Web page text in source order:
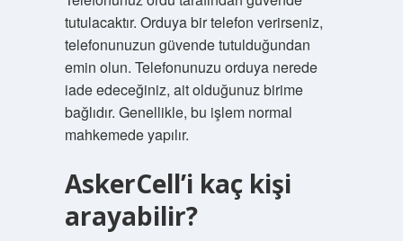
tutulacaktır. Orduya bir telefon verirseniz,
telefonunuzun güvende tutulduğundan
emin olun. Telefonunuzu orduya nerede
iade edeceğiniz, ait olduğunuz birime
bağlıdır. Genellikle, bu işlem normal
mahkemede yapılır.
AskerCell’i kaç kişi
arayabilir?